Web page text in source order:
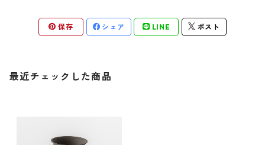
保存 シェア LINE ポスト
最近チェックした商品